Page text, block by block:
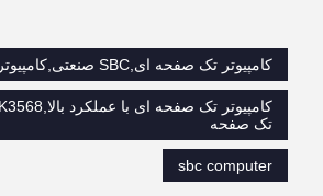
کامپیوتر تک صفحه ای,SBC صنعتی,کامپیوتر sbc
تک صفحه
sbc computer